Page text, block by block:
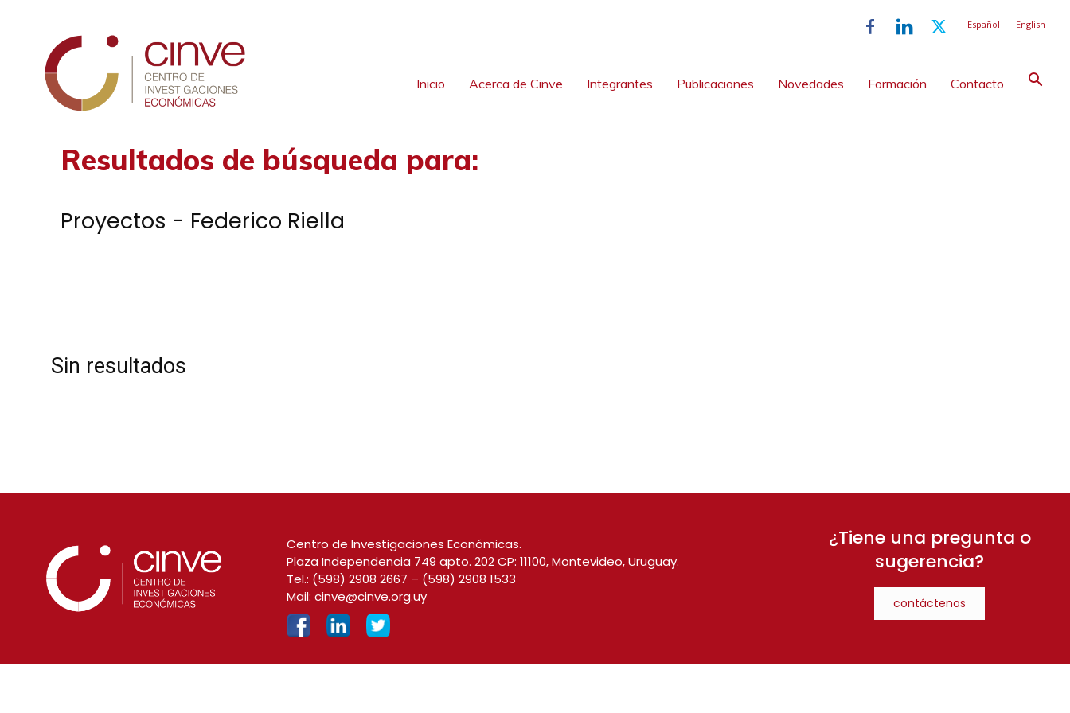
Español English
Inicio Acerca de Cinve Integrantes Publicaciones Novedades Formación Contacto
Resultados de búsqueda para:
Proyectos - Federico Riella
Sin resultados
Centro de Investigaciones Económicas.
Plaza Independencia 749 apto. 202 CP: 11100, Montevideo, Uruguay.
Tel.: (598) 2908 2667 – (598) 2908 1533
Mail: cinve@cinve.org.uy
¿Tiene una pregunta o
sugerencia?
contáctenos